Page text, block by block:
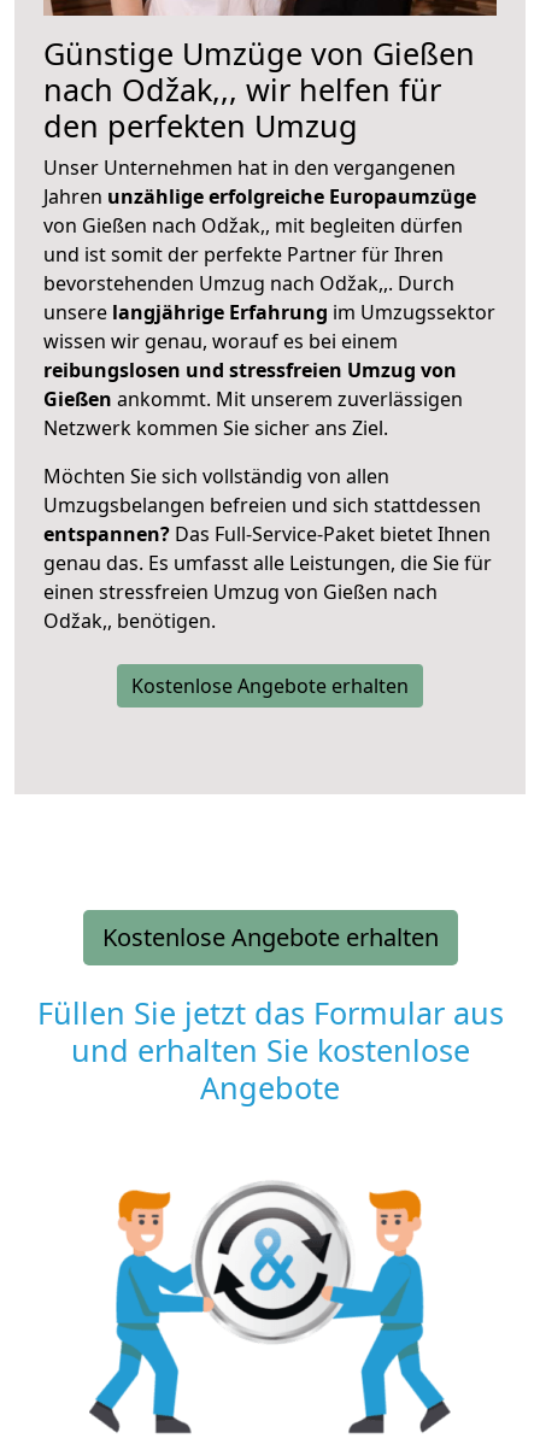
Günstige Umzüge von Gießen
nach Odžak,,, wir helfen für
den perfekten Umzug
Unser Unternehmen hat in den vergangenen
Jahren unzählige erfolgreiche Europaumzüge
von Gießen nach Odžak,, mit begleiten dürfen
und ist somit der perfekte Partner für Ihren
bevorstehenden Umzug nach Odžak,,. Durch
unsere langjährige Erfahrung im Umzugssektor
wissen wir genau, worauf es bei einem
reibungslosen und stressfreien Umzug von
Gießen ankommt. Mit unserem zuverlässigen
Netzwerk kommen Sie sicher ans Ziel.
Möchten Sie sich vollständig von allen
Umzugsbelangen befreien und sich stattdessen
entspannen? Das Full-Service-Paket bietet Ihnen
genau das. Es umfasst alle Leistungen, die Sie für
einen stressfreien Umzug von Gießen nach
Odžak,, benötigen.
Kostenlose Angebote erhalten
Kostenlose Angebote erhalten
Füllen Sie jetzt das Formular aus
und erhalten Sie kostenlose
Angebote